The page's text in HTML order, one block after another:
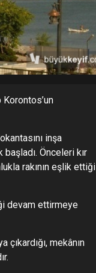
inşa
Önceleri kır
rakının eşlik ettiği
devam ettirmeye
mekânın